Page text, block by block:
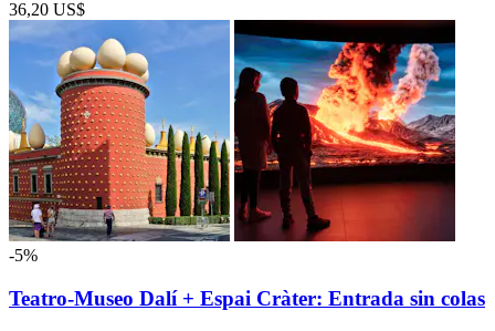
36,20 US$
-5%
Teatro-Museo Dalí + Espai Cràter: Entrada sin colas